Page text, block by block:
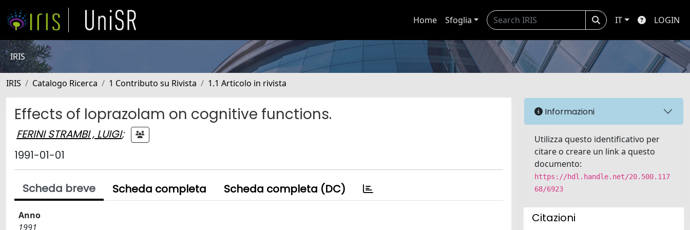
Home Sfoglia IT LOGIN
IRIS
IRIS Catalogo Ricerca 1 Contributo su Rivista 1.1 Articolo in rivista
Effects of loprazolam on cognitive functions.
FERINI STRAMBI , LUIGI;
1991-01-01
Scheda breve Scheda completa Scheda completa (DC)
Anno
1991
Informazioni
Utilizza questo identificativo per
citare o creare un link a questo
documento:
https://hdl.handle.net/20.500.117
68/6923
Citazioni